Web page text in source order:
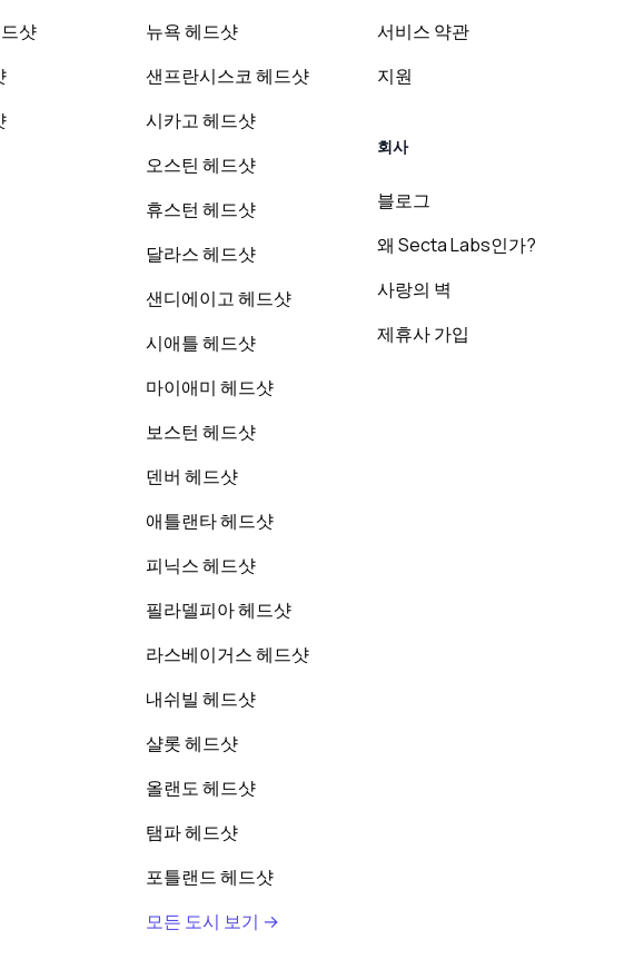
샷
뉴욕 헤드샷
샌프란시스코 헤드샷
시카고 헤드샷
오스틴 헤드샷
휴스턴 헤드샷
달라스 헤드샷
샌디에이고 헤드샷
시애틀 헤드샷
마이애미 헤드샷
보스턴 헤드샷
덴버 헤드샷
애틀랜타 헤드샷
피닉스 헤드샷
필라델피아 헤드샷
라스베이거스 헤드샷
내쉬빌 헤드샷
샬롯 헤드샷
올랜도 헤드샷
탬파 헤드샷
포틀랜드 헤드샷
모든 도시 보기 →
서비스 약관
지원
회사
블로그
왜 Secta Labs인가?
사랑의 벽
제휴사 가입